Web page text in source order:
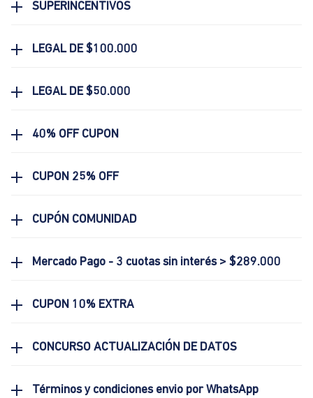
SUPERINCENTIVOS
LEGAL DE $100.000
LEGAL DE $50.000
40% OFF CUPON
CUPON 25% OFF
CUPÓN COMUNIDAD
Mercado Pago - 3 cuotas sin interés > $289.000
CUPON 10% EXTRA
CONCURSO ACTUALIZACIÓN DE DATOS
Términos y condiciones envio por WhatsApp